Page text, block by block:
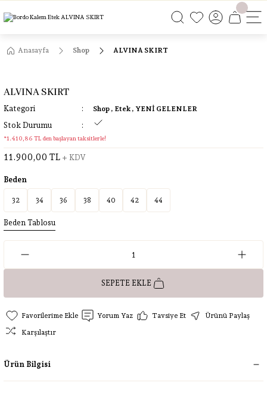
ÜCRETSİZ KARGO
Anasayfa Shop ALVINA SKIRT
ALVINA SKIRT
Kategori Shop , Etek , YENİ GELENLER
Stok Durumu
*1.410,86 TL den başlayan taksitlerle!
11.900,00 TL + KDV
Beden
32 34 36 38 40 42 44
Beden Tablosu
SEPETE EKLE
Yorum Yaz Tavsiye Et
Ürünü Paylaş
Karşılaştır
Ürün Bilgisi